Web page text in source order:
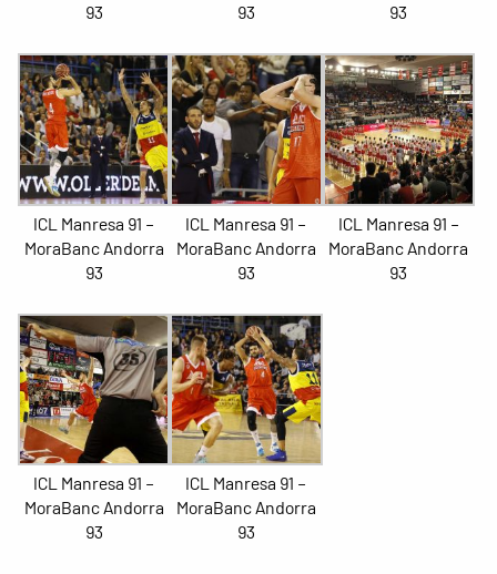
93
93
93
ICL Manresa 91 –
MoraBanc Andorra
93
ICL Manresa 91 –
MoraBanc Andorra
93
ICL Manresa 91 –
MoraBanc Andorra
93
ICL Manresa 91 –
MoraBanc Andorra
93
ICL Manresa 91 –
MoraBanc Andorra
93